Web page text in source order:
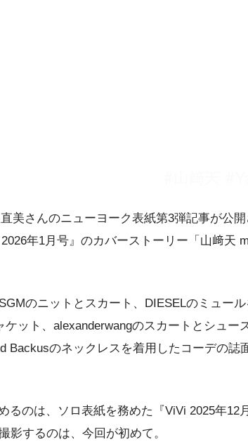
美さんのニューヨーク表紙第3弾記事が公
年1月号』のカバーストーリー「山﨑天
のニットとスカート、DIESELのミュー
ケット、alexanderwangのスカートとシュー
Backusのネックレスを着用したコーデの誌
るのは、ソロ表紙を務めた『ViVi 2025年12
影するのは、今回が初めて。